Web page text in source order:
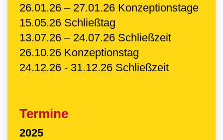
26.01.26 – 27.01.26 Konzeptionstage
15.05.26 Schließtag
13.07.26 – 24.07.26 Schließzeit
26.10.26 Konzeptionstag
24.12.26 - 31.12.26 Schließzeit
Termine
2025